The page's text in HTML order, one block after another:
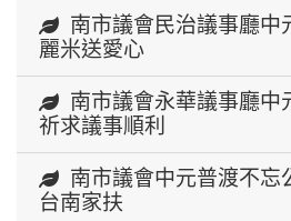
南市議會民治議事廳中
麗米送愛心
南市議會永華議事廳中
祈求議事順利
南市議會中元普渡不忘
台南家扶